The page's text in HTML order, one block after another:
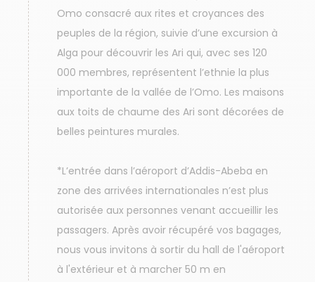
Omo consacré aux rites et croyances des
peuples de la région, suivie d’une excursion à
Alga pour découvrir les Ari qui, avec ses 120
000 membres, représentent l’ethnie la plus
importante de la vallée de l’Omo. Les maisons
aux toits de chaume des Ari sont décorées de
belles peintures murales.
*L’entrée dans l’aéroport d’Addis-Abeba en
zone des arrivées internationales n’est plus
autorisée aux personnes venant accueillir les
passagers. Après avoir récupéré vos bagages,
nous vous invitons à sortir du hall de l'aéroport
à l'extérieur et à marcher 50 m en